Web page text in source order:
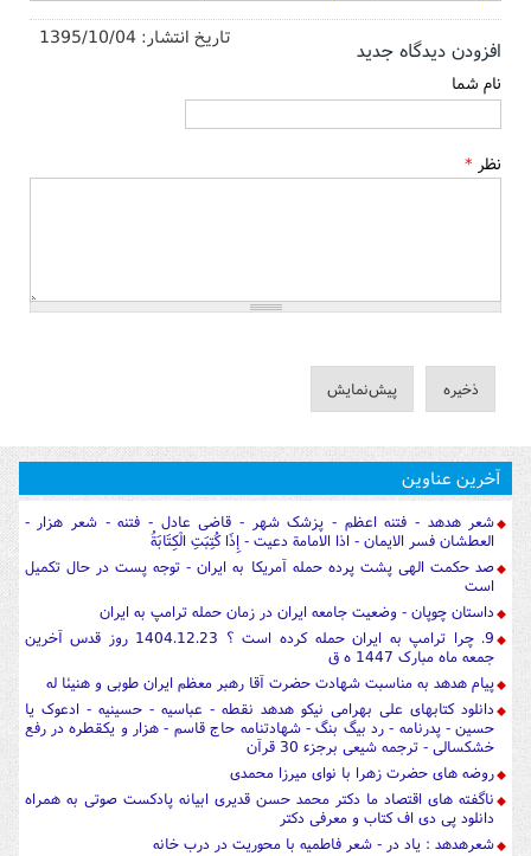
تاریخ انتشار: 1395/10/04 افزودن دیدگاه جدید
نام شما
نظر *
آخرین عناوین
شعر هدهد - فتنه اعظم - پزشک شهر - قاضی عادل - فتنه - شعر هزار -
العطشان فسر الایمان - اذا الامامة دعیت - إِذَا كُتِبَتِ الْكِتَابَةُ
صد حکمت الهی پشت پرده حمله آمریکا به ایران - توجه پست در حال تکمیل
است
داستان چوپان - وضعیت جامعه ایران در زمان حمله ترامپ به ایران
9. چرا ترامپ به ایران حمله کرده است ؟ 1404.12.23 روز قدس آخرین
جمعه ماه مبارک 1447 ه ق
پیام هدهد به مناسبت شهادت حضرت آقا رهبر معظم ایران طوبی و هنیئا له
دانلود کتابهای علی بهرامی نیکو هدهد نقطه - عباسیه - حسینیه - ادعوک یا
حسین - پدرنامه - رد بیگ بنگ - شهادتنامه حاج قاسم - هزار و یکقطره در رفع
خشکسالی - ترجمه شیعی برجزء 30 قرآن
روضه های حضرت زهرا با نوای میرزا محمدی
ناگفته های اقتصاد ما دکتر محمد حسن قدیری ابیانه پادکست صوتی به همراه
دانلود پی دی اف کتاب و معرفی دکتر
شعرهدهد : یاد در - شعر فاطمیه با محوریت در درب خانه